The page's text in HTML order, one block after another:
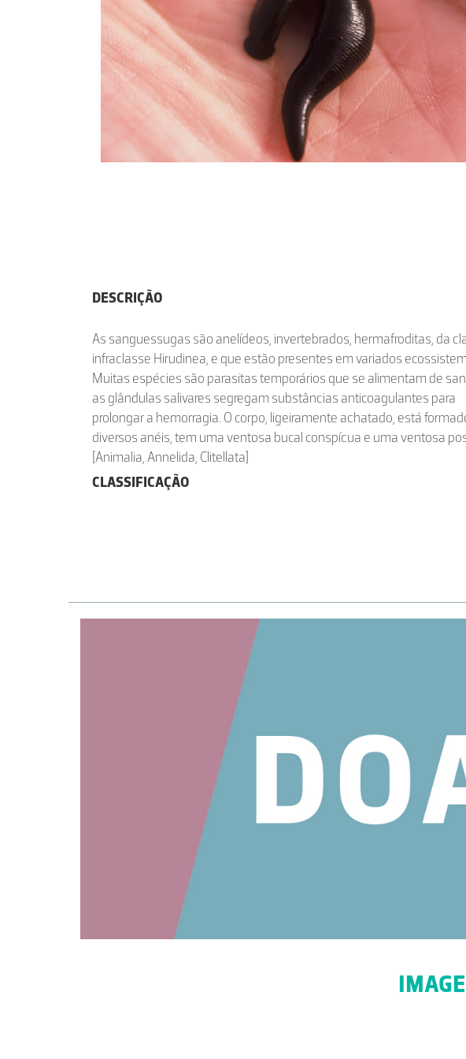
DESCRIÇÃO
As sanguessugas são anelídeos, invertebrados, hermafroditas, da
infraclasse Hirudinea, e que estão presentes em variados
Muitas espécies são parasitas temporários que se alimentam de
as glândulas salivares segregam substâncias anticoagulantes para
prolongar a hemorragia. O corpo, ligeiramente achatado, está
diversos anéis, tem uma ventosa bucal conspícua e uma ventosa
[Animalia, Annelida, Clitellata]
CLASSIFICAÇÃO